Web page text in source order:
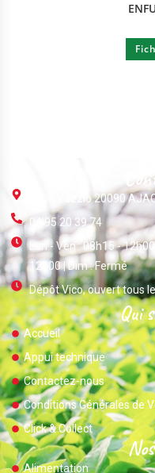
ZI Du Vazzio 20090
04 95 20 39 74
Lun - Ven : 08h15 -
12h00 | Dim : Fermé
Dépôt Vico, ouvert tous
Qui
Accueil
Appui technique
Contactez-nous
Conditions Générales de
Click & Collect
Alimentation